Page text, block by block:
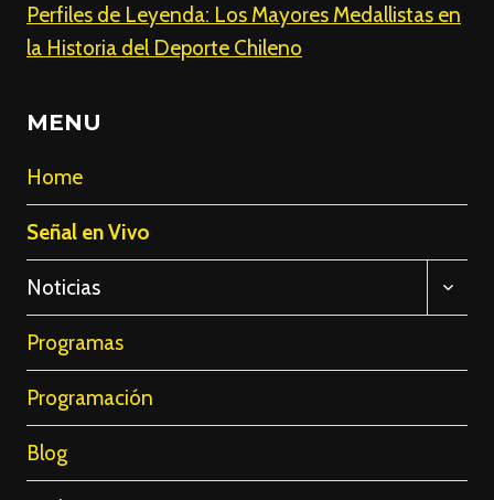
Perfiles de Leyenda: Los Mayores Medallistas en
la Historia del Deporte Chileno
MENU
Home
Señal en Vivo
Noticias
HIJO
Programas
Programación
Blog